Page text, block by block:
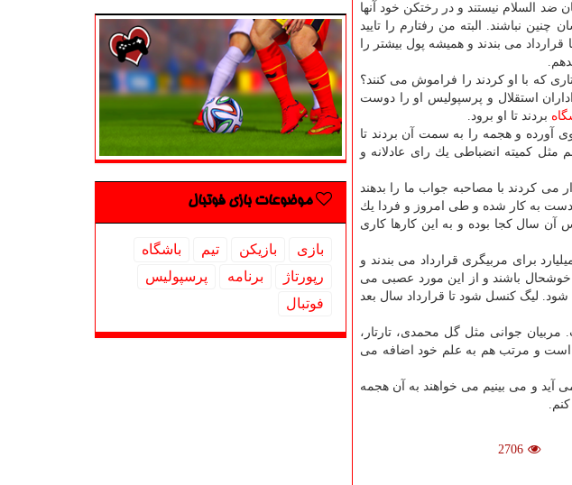
السلام نیستند و در رختكن خود آنها
نباشند. البته من رفتارم را تایید
می بندند و همیشه پول بیشتر را
كه با او كردند را فراموش می كنند؟
استقلال و پرسپولیس او را دوست
بردند تا او برود.
آورده و هجمه را به سمت آن بردند تا
كمیته انضباطی یك رای عادلانه و
می كردند با مصاحبه جواب ما را بدهند
دست به كار شده و طی امروز و فردا یك
رجوع كنم و بگویم فرد بیانیه نویس آن سال كجا بوده و به این كارها كاری
تیم پرسپولیس در بخش دیگری از صحبتهای خود اظهار داشت: آقایانی كه سال جاری با آپشن، ۱۰ میلیارد برای مربیگری قرارداد می بندند و
خوشحال باشند و از این مورد عصبی می
لیگ كنسل شود تا قرارداد سال بعد
جوانی مثل گل محمدی، تارتار،
است و مرتب هم به علم خود اضافه می
و می بینیم می خواهند به آن هجمه
2706
موضوعات بازی فوتبال
بازی بازیكن تیم
باشگاه
رپورتاژ
برنامه
پرسپولیس
فوتبال